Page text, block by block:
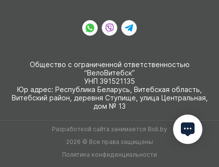
Общество с ограниченной ответственностью
“ВелоВитебск”
УНП 391521135
Юр адрес: Республика Беларусь, Витебская область,
Витебский район, деревня Ступище, улица Центральная,
дом № 13
Разработкой сайта занимается Bidi.by
2026 © Все права защищены
Политика конфиденциальности